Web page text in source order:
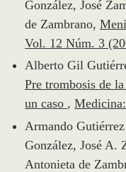
González, José
de Zambrano,
Vol. 12 Núm. 3
Alberto Gil
Pre trombosis de
un caso ,
Armando
González, José A.
Antonieta de